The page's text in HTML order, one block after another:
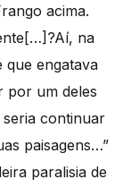
acima.
na
que engatava
por um deles
continuar
paisagens…”
paralisia de